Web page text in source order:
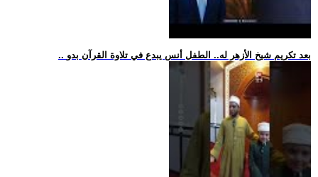
.. بعد تكريم شيخ الأزهر له.. الطفل أنس يبدع في تلاوة القرآن بدو